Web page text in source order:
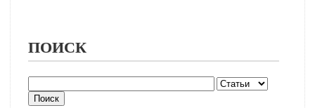
ПОИСК